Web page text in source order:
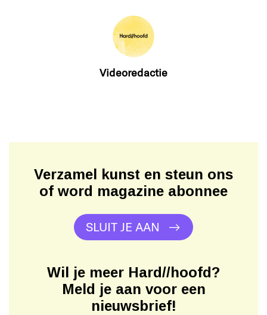
Videoredactie
Verzamel kunst en steun ons
of word magazine abonnee
SLUIT JE AAN
Wil je meer Hard//hoofd?
Meld je aan voor een
nieuwsbrief!